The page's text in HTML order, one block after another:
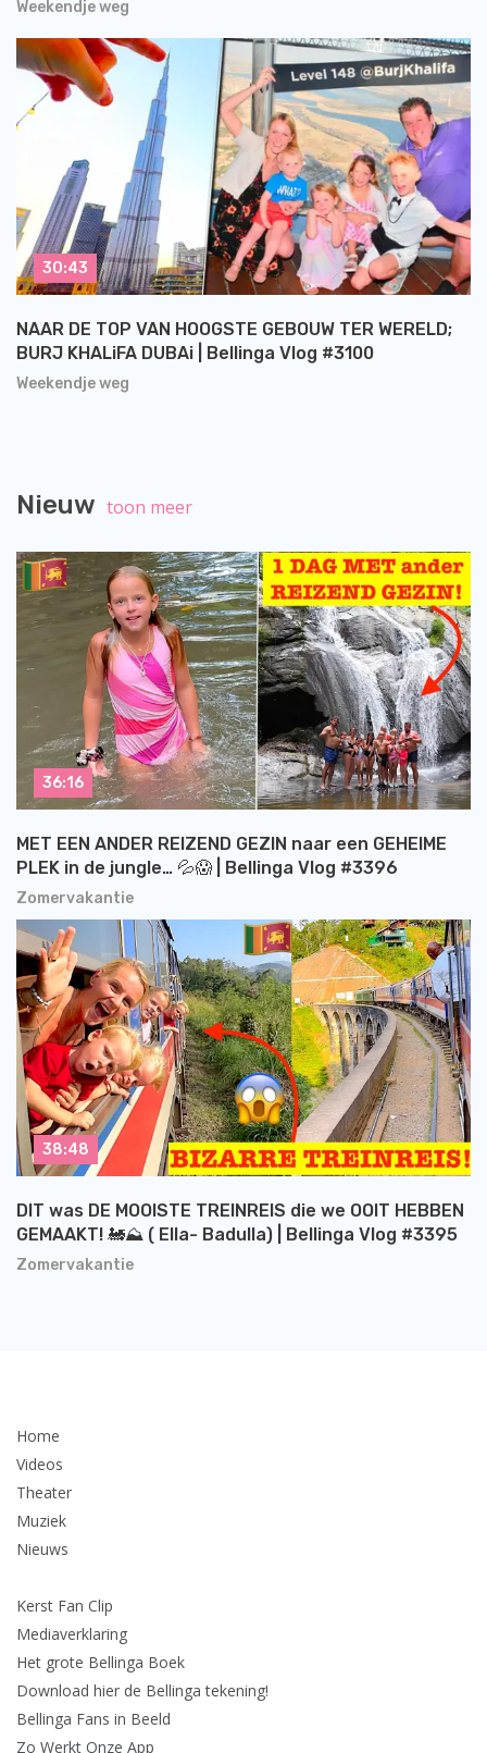
Weekendje weg
Weekendje weg
NAAR DE TOP VAN HOOGSTE GEBOUW TER WERELD;
BURJ KHALiFA DUBAi | Bellinga Vlog #3100
30:43
Nieuw toon meer
Zomervakantie
MET EEN ANDER REIZEND GEZIN naar een GEHEIME
PLEK in de jungle… 💦😱 | Bellinga Vlog #3396
36:16
Zomervakantie
DIT was DE MOOISTE TREINREIS die we OOIT HEBBEN
GEMAAKT! 🚂⛰️ ( Ella- Badulla) | Bellinga Vlog #3395
38:48
Home
Videos
Theater
Muziek
Nieuws
Kerst Fan Clip
Mediaverklaring
Het grote Bellinga Boek
Download hier de Bellinga tekening!
Bellinga Fans in Beeld
Zo Werkt Onze App